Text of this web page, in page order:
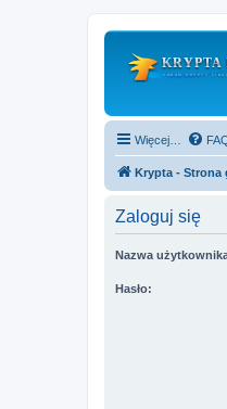
Więcej…
Krypta - Strona
Zaloguj się
Nazwa
Hasło: